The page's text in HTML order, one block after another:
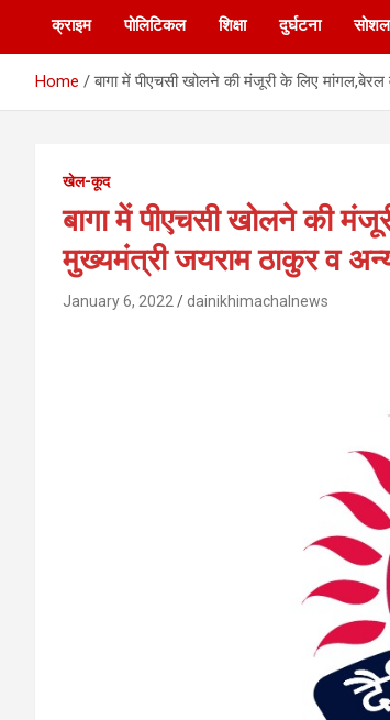
क्राइम पोलिटिकल शिक्षा दुर्घटना सोशल
Home बागा में पीएचसी खोलने की मंजूरी के लिए
खेल-कूद
बागा में पीएचसी खोलने की
मुख्यमंत्री जयराम ठाकुर व
January 6, 2022 dainikhimachalnews